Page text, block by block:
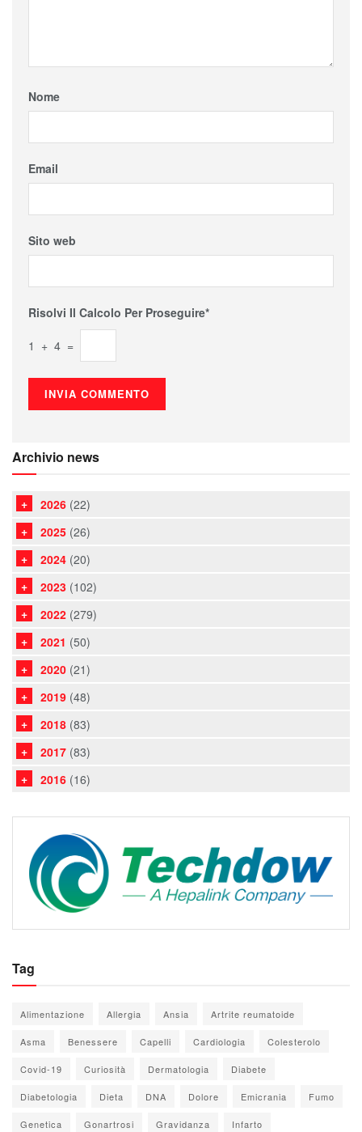
Nome
Email
Sito web
Risolvi Il Calcolo Per Proseguire*
1 + 4 =
Archivio news
2026 (22)
2025 (26)
2024 (20)
2023 (102)
2022 (279)
2021 (50)
2020 (21)
2019 (48)
2018 (83)
2017 (83)
2016 (16)
Tag
Alimentazione Allergia Ansia Artrite reumatoide
Asma Benessere Capelli Cardiologia Colesterolo
Covid-19 Curiosità Dermatologia Diabete
Diabetologia Dieta DNA Dolore Emicrania Fumo
Genetica Gonartrosi Gravidanza Infarto